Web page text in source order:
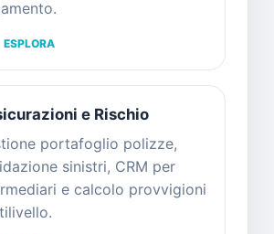
ESPLORA
e Rischio
portafoglio polizze,
sinistri, CRM per
e calcolo provvigioni